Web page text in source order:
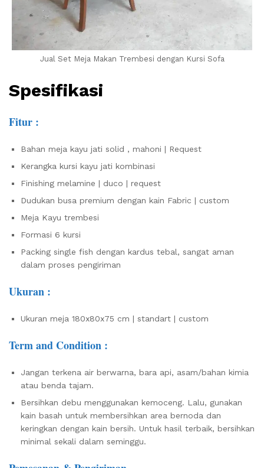
Jual Set Meja Makan Trembesi dengan Kursi Sofa
Spesifikasi
Fitur :
Bahan meja kayu jati solid , mahoni | Request
Kerangka kursi kayu jati kombinasi
Finishing melamine | duco | request
Dudukan busa premium dengan kain Fabric | custom
Meja Kayu trembesi
Formasi 6 kursi
Packing single fish dengan kardus tebal, sangat aman
dalam proses pengiriman
Ukuran :
Ukuran meja 180x80x75 cm | standart | custom
Term and Condition :
Jangan terkena air berwarna, bara api, asam/bahan kimia
atau benda tajam.
Bersihkan debu menggunakan kemoceng. Lalu, gunakan
kain basah untuk membersihkan area bernoda dan
keringkan dengan kain bersih. Untuk hasil terbaik, bersihkan
minimal sekali dalam seminggu.